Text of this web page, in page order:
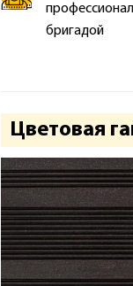
бригадой
Цветовая